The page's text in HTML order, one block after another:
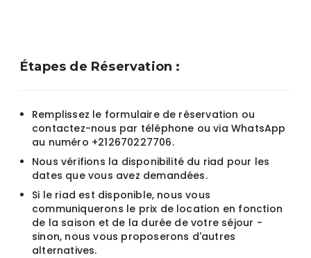
Étapes de Réservation :
Remplissez le formulaire de réservation ou
contactez-nous par téléphone ou via WhatsApp
au numéro +212670227706.
Nous vérifions la disponibilité du riad pour les
dates que vous avez demandées.
Si le riad est disponible, nous vous
communiquerons le prix de location en fonction
de la saison et de la durée de votre séjour -
sinon, nous vous proposerons d'autres
alternatives.